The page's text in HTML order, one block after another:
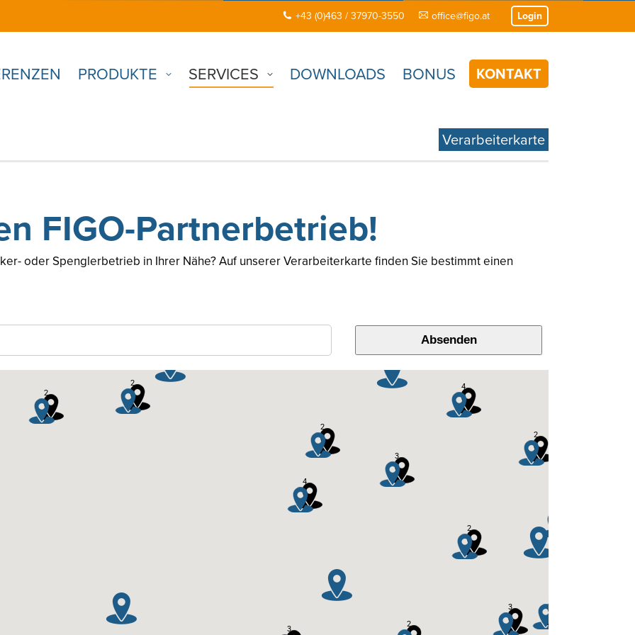
+43 (0)463 / 37970-3550 office@figo.at Login
PRODUKTE SERVICES DOWNLOADS BONUS KONTAKT
Verarbeiterkarte
FIGO-Partnerbetrieb!
oder Spenglerbetrieb in Ihrer Nähe? Auf unserer Verarbeiterkarte finden Sie bestimmt einen
Absenden
4
2
3
2
2
4
2
3
2
3
2